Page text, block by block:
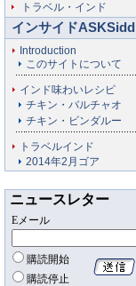
トラベル・インド
インサイド
Introduction
このサイトについて
インド味わいレシピ
チキン・バルチャオ
チキン・ビンダルー
トラベルインド
2014年2月ゴア
ニュースレター
Eメール
購読開始
購読停止